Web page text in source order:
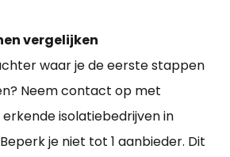
vergelijken
waar je de eerste stappen
Neem contact op met
isolatiebedrijven in
je niet tot 1 aanbieder. Dit